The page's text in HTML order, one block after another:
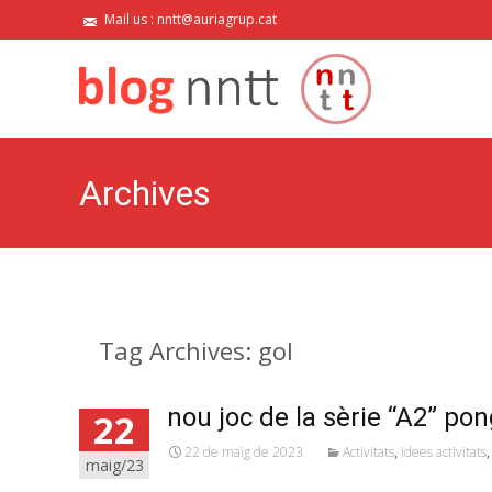
Mail us : nntt@auriagrup.cat
Archives
Tag Archives: gol
22
maig/23
nou joc de la sèrie “A2”
22 de maig de 2023 Activitats, idees activitats,